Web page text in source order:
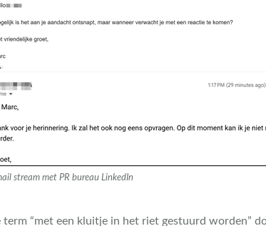
stream met PR bureau LinkedIn
term “met een kluitje in het riet gestuurd worden”